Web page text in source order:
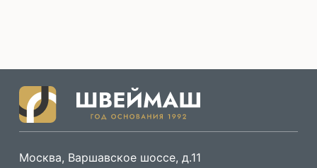
Москва, Варшавское шоссе, д.11